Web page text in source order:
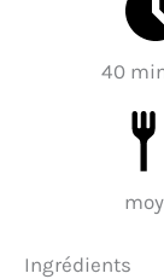
40
Ingrédients